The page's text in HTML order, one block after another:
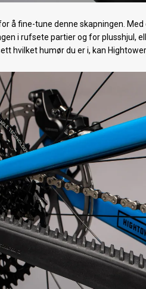
å fine-tune denne skapningen.
i rufsete partier og for plusshjul,
hvilket humør du er i, kan